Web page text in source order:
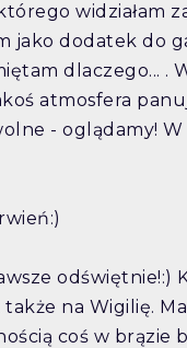
widziałam
jako dodatek do
dlaczego... .
atmosfera
- oglądamy!
odświętnie!:)
na Wigilię.
coś w brązie